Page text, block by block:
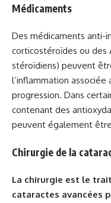
Médicaments
Des médicaments anti-
corticostéroïdes ou des
stéroïdiens) peuvent
l’inflammation
progression. Dans
contenant des
peuvent également
Chirurgie de la
La chirurgie est le
cataractes avancées